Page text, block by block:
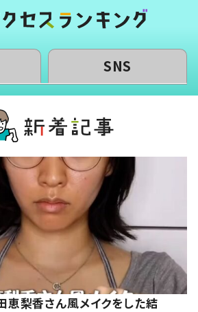
SNS
梨香さん風メイクをした結